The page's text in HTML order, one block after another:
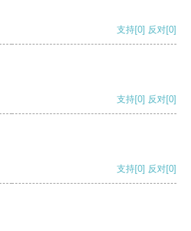
支持[0] 反对[0]
支持[0] 反对[0]
支持[0] 反对[0]